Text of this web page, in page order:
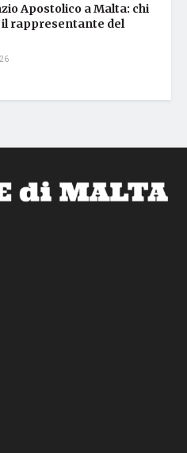
Apostolico a Malta: chi
il rappresentante del